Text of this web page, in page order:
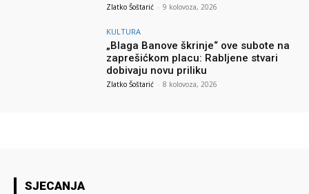
Zlatko Šoštarić - 9 kolovoza, 2026
KULTURA
„Blaga Banove škrinje“ ove subote na
zaprešićkom placu: Rabljene stvari
dobivaju novu priliku
Zlatko Šoštarić - 8 kolovoza, 2026
SJECANJA